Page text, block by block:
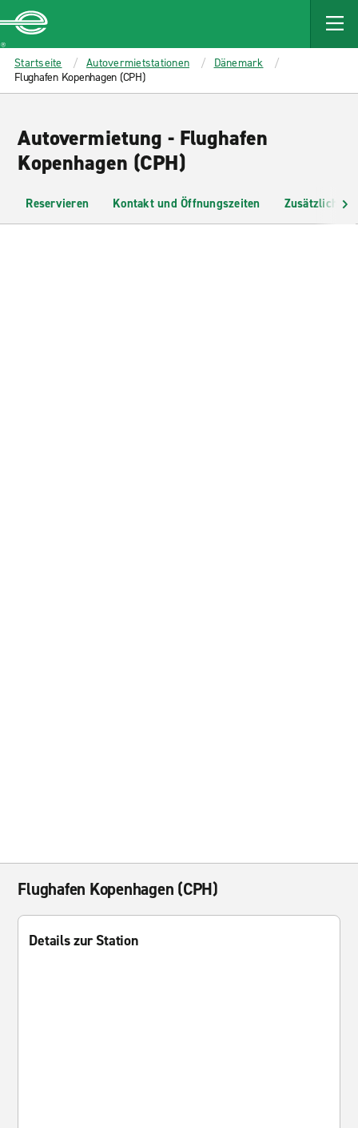
MAIN
CONTENT
Enterprise
Startseite Autovermietstationen
Dänemark
Flughafen Kopenhagen (CPH)
Autovermietung - Flughafen
Kopenhagen (CPH)
Reservieren Kontakt und Öffnungszeiten Zusätzliche
Flughafen Kopenhagen (CPH)
Details zur Station